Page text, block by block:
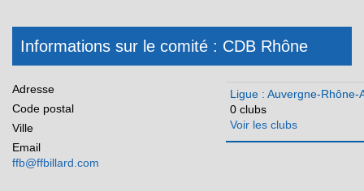
Méditerranée
Normandie
Nouvelle Aquitaine
Occitanie
Informations sur le comité : CDB Rhône
Adresse
Code postal
Ville
Email
ffb@ffbillard.com
Ligue : Auvergne-Rhône-
0 clubs
Voir les clubs